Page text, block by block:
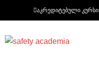
აკრედიტებული კურსი